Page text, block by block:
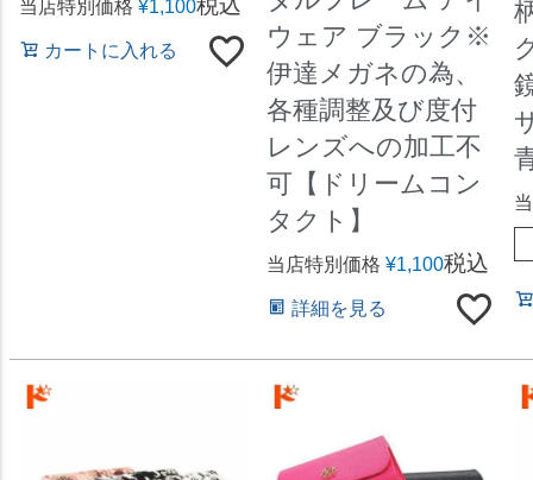
当店特別価格 ¥1,100
カートに入れる
ウェア ブラック※
伊達メガネの為、
各種調整及び度付
レンズへの加工不
可【ドリームコン
タクト】
当店特別価格 ¥1,100税込
詳細を見る